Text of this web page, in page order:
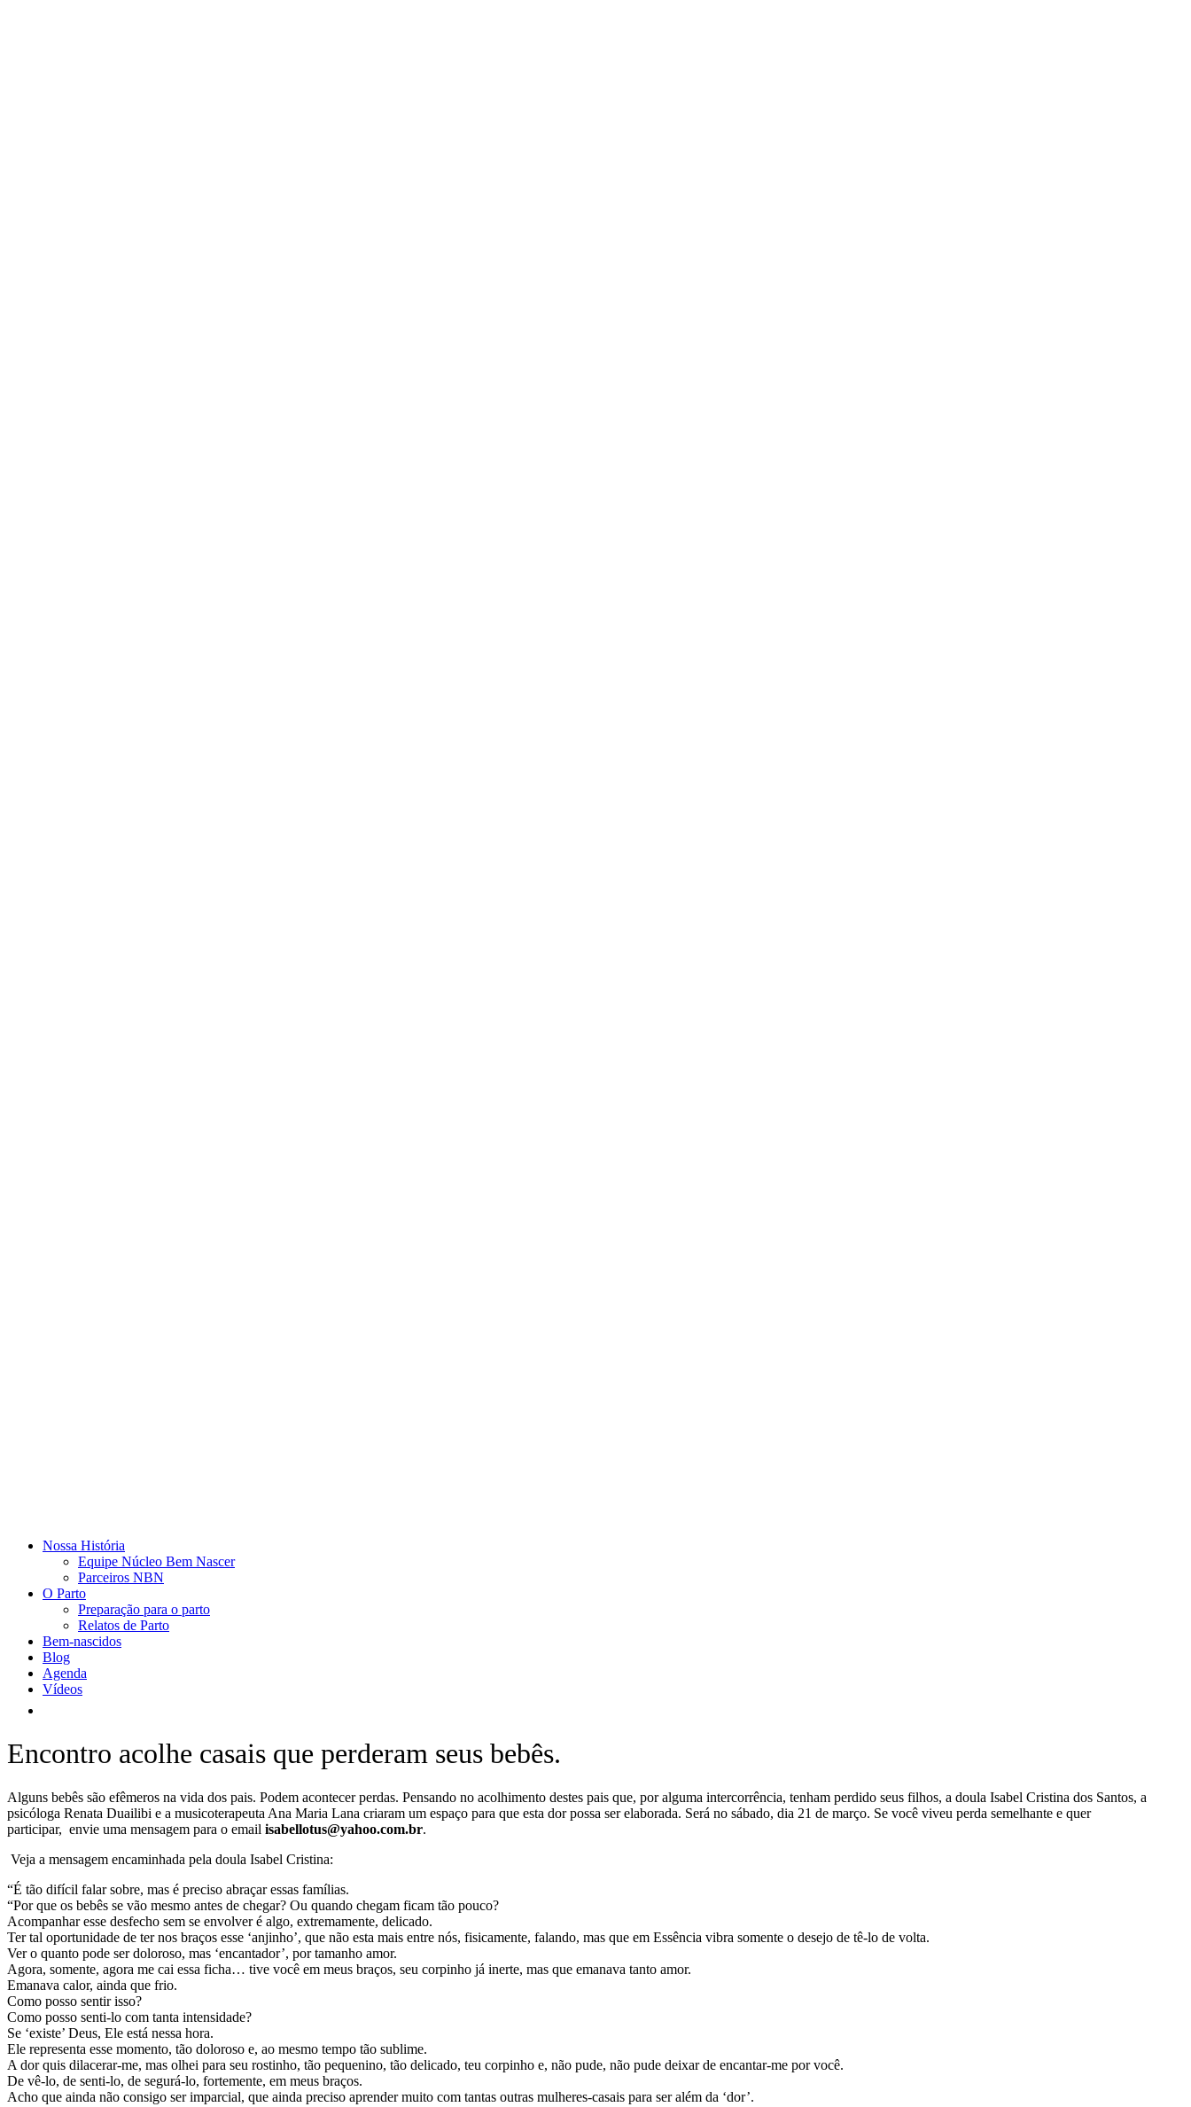
Nossa História
Equipe Núcleo Bem Nascer
Parceiros NBN
O Parto
Preparação para o parto
Relatos de Parto
Bem-nascidos
Blog
Agenda
Vídeos
Encontro acolhe casais que perderam seus bebês.
Alguns bebês são efêmeros na vida dos pais. Podem acontecer perdas. Pensando no acolhimento destes pais que, por alguma intercorrência, tenham perdido seus filhos, a doula Isabel Cristina dos Santos, a
psicóloga Renata Duailibi e a musicoterapeuta Ana Maria Lana criaram um espaço para que esta dor possa ser elaborada. Será no sábado, dia 21 de março. Se você viveu perda semelhante e quer
participar, envie uma mensagem para o email isabellotus@yahoo.com.br.
Veja a mensagem encaminhada pela doula Isabel Cristina:
“É tão difícil falar sobre, mas é preciso abraçar essas famílias.
“Por que os bebês se vão mesmo antes de chegar? Ou quando chegam ficam tão pouco?
Acompanhar esse desfecho sem se envolver é algo, extremamente, delicado.
Ter tal oportunidade de ter nos braços esse ‘anjinho’, que não esta mais entre nós, fisicamente, falando, mas que em Essência vibra somente o desejo de tê-lo de volta.
Ver o quanto pode ser doloroso, mas ‘encantador’, por tamanho amor.
Agora, somente, agora me cai essa ficha… tive você em meus braços, seu corpinho já inerte, mas que emanava tanto amor.
Emanava calor, ainda que frio.
Como posso sentir isso?
Como posso senti-lo com tanta intensidade?
Se ‘existe’ Deus, Ele está nessa hora.
Ele representa esse momento, tão doloroso e, ao mesmo tempo tão sublime.
A dor quis dilacerar-me, mas olhei para seu rostinho, tão pequenino, tão delicado, teu corpinho e, não pude, não pude deixar de encantar-me por você.
De vê-lo, de senti-lo, de segurá-lo, fortemente, em meus braços.
Acho que ainda não consigo ser imparcial, que ainda preciso aprender muito com tantas outras mulheres-casais para ser além da ‘dor’.